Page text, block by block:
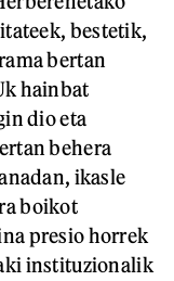
bestetik,
bertan
hainbat
dio eta
behera
ikasle
boikot
presio horrek
instituzionalik